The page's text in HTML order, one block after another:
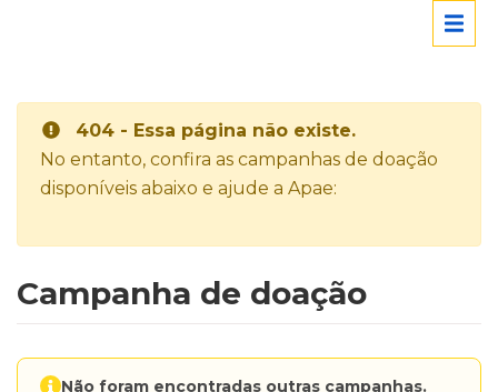
404 - Essa página não existe.
No entanto, confira as campanhas de doação
disponíveis abaixo e ajude a Apae:
Campanha de doação
Não foram encontradas outras campanhas.